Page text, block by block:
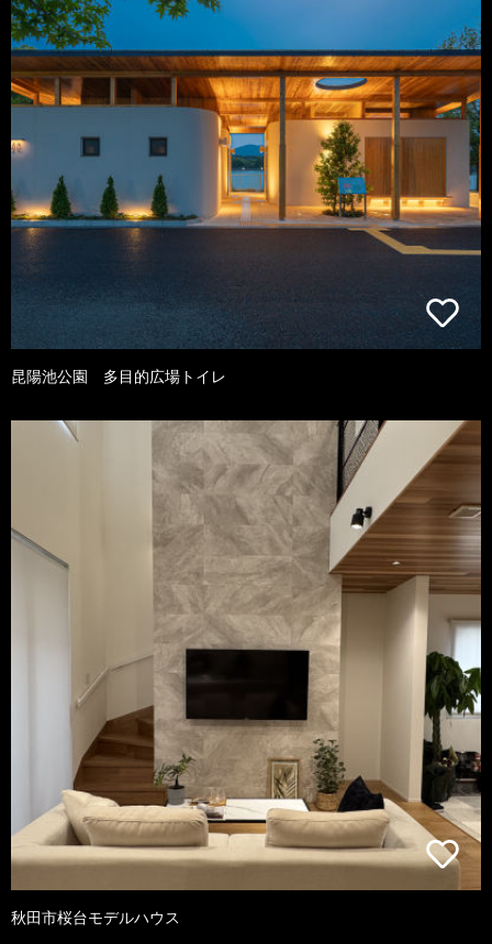
昆陽池公園 多目的広場トイレ
秋田市桜台モデルハウス